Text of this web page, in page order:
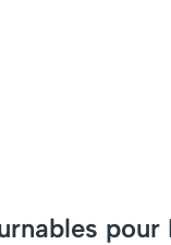
pour